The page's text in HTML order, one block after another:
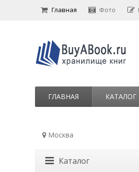
Главная Фото
ГЛАВНАЯ КАТАЛОГ
Москва
Каталог